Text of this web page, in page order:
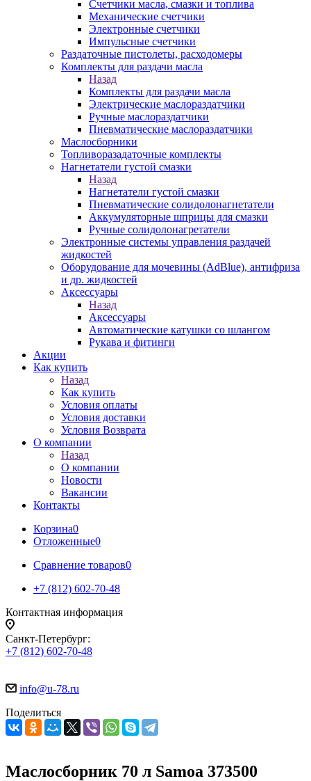
Счетчики масла, смазки и топлива
Механические счетчики
Электронные счетчики
Импульсные счетчики
Раздаточные пистолеты, расходомеры
Комплекты для раздачи масла
Назад
Комплекты для раздачи масла
Электрические маслораздатчики
Ручные маслораздатчики
Пневматические маслораздатчики
Маслосборники
Топливоразадаточные комплекты
Нагнетатели густой смазки
Назад
Нагнетатели густой смазки
Пневматические солидолонагнетатели
Аккумуляторные шприцы для смазки
Ручные солидолонагретатели
Электронные системы управления раздачей
жидкостей
Оборудование для мочевины (AdBlue), антифриза
и др. жидкостей
Аксессуары
Назад
Аксессуары
Автоматические катушки со шлангом
Рукава и фитинги
Акции
Как купить
Назад
Как купить
Условия оплаты
Условия доставки
Условия Возврата
О компании
Назад
О компании
Новости
Вакансии
Контакты
Корзина0
Отложенные0
Сравнение товаров0
+7 (812) 602-70-48
Контактная информация
Санкт-Петербург:
+7 (812) 602-70-48
info@u-78.ru
Поделиться
Маслосборник 70 л Samoa 373500